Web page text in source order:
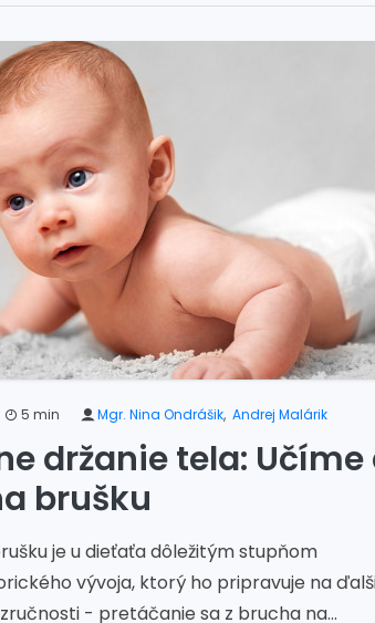
5 min Mgr. Nina Ondrášik, Andrej Malárik
držanie tela:
brušku
je u dieťaťa dôležitým stupňom
vývoja, ktorý ho pripravuje na
- pretáčanie sa z brucha na...